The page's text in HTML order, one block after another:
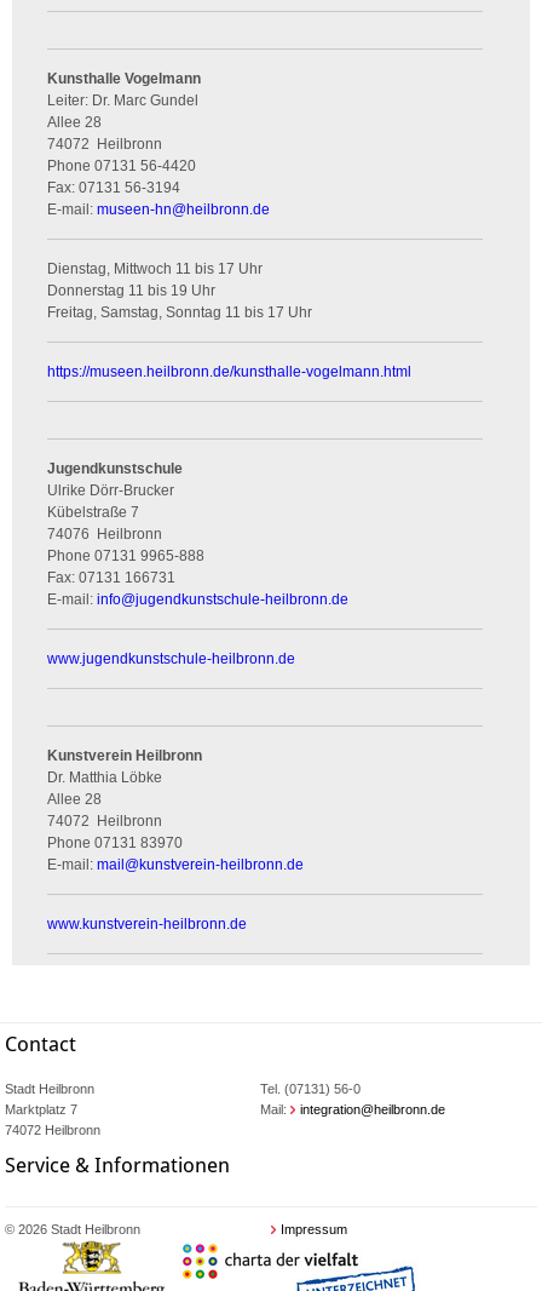
Kunsthalle Vogelmann
Leiter: Dr. Marc Gundel
Allee 28
74072
Heilbronn
Phone 07131 56-4420
Fax: 07131 56-3194
E-mail: museen-hn@heilbronn.de
Dienstag, Mittwoch 11 bis 17 Uhr
Donnerstag 11 bis 19 Uhr
Freitag, Samstag, Sonntag 11 bis 17 Uhr
https://museen.heilbronn.de/kunsthalle-vogelmann.html
Jugendkunstschule
Ulrike Dörr-Brucker
Kübelstraße 7
74076
Heilbronn
Phone 07131 9965-888
Fax: 07131 166731
E-mail: info@jugendkunstschule-heilbronn.de
www.jugendkunstschule-heilbronn.de
Kunstverein Heilbronn
Dr. Matthia Löbke
Allee 28
74072
Heilbronn
Phone 07131 83970
E-mail: mail @kunstverein-heilbronn.de
www.kunstverein-heilbronn.de
Contact
Stadt Heilbronn
Marktplatz 7
74072 Heilbronn
Tel. (07131) 56-0
Mail:
integration@heilbronn.de
Service & Informationen
© 2026 Stadt Heilbronn Impressum